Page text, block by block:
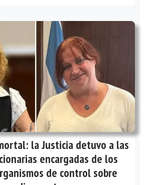
la Justicia detuvo a las
encargadas de los
de control sobre